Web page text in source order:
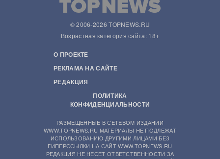
© 2006-2026 TOPNEWS.RU
Возрастная категория сайта: 18+
О ПРОЕКТЕ
РЕКЛАМА НА САЙТЕ
РЕДАКЦИЯ
ПОЛИТИКА
КОНФИДЕНЦИАЛЬНОСТИ
РАЗМЕЩЕННЫЕ В СЕТЕВОМ ИЗДАНИИ
WWW.TOPNEWS.RU МАТЕРИАЛЫ НЕ ПОДЛЕЖАТ
ИСПОЛЬЗОВАНИЮ ДРУГИМИ ЛИЦАМИ БЕЗ
ГИПЕРССЫЛКИ НА САЙТ WWW.TOPNEWS.RU
РЕДАКЦИЯ НЕ НЕСЕТ ОТВЕТСТВЕННОСТИ ЗА